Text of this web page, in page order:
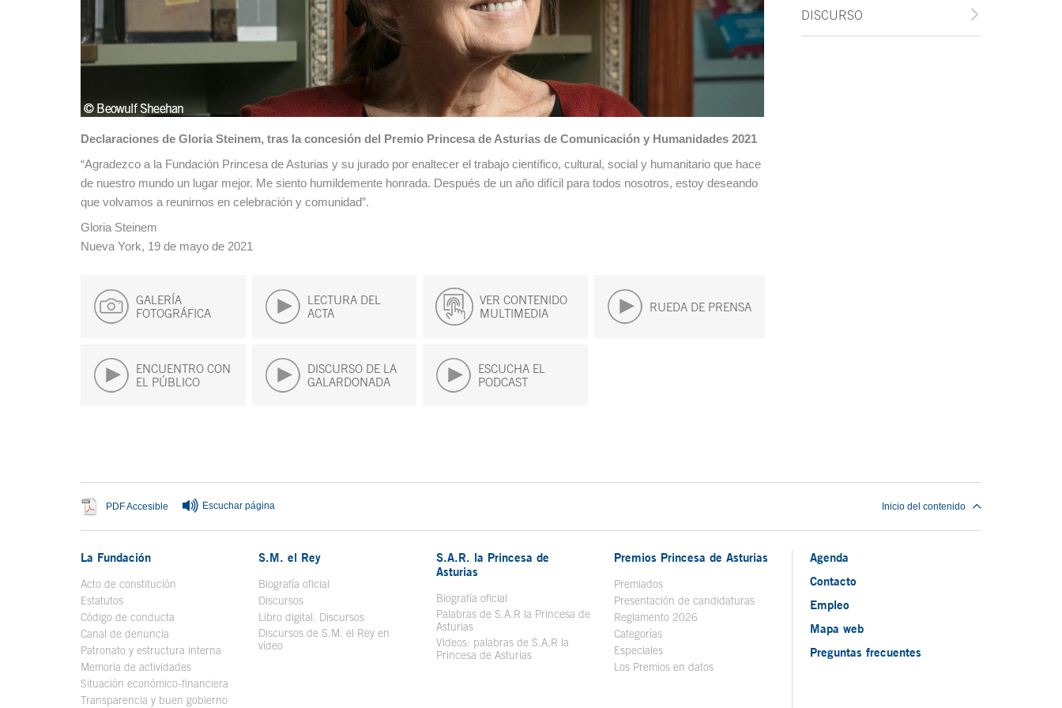
Declaraciones de Gloria Steinem, tras la concesión del Premio Princesa de Asturias de Comunicación y Humanidades 2021
“Agradezco a la Fundación Princesa de Asturias y su jurado por enaltecer el trabajo científico, cultural, social y humanitario que hace
de nuestro mundo un lugar mejor. Me siento humildemente honrada. Después de un año difícil para todos nosotros, estoy deseando
que volvamos a reunirnos en celebración y comunidad”.
Gloria Steinem
Nueva York, 19 de mayo de 2021
GALERÍA
FOTOGRÁFICA
LECTURA DEL
ACTA
VER CONTENIDO
MULTIMEDIA
RUEDA DE PRENSA
ENCUENTRO CON
EL PÚBLICO
DISCURSO DE LA
GALARDONADA
ESCUCHA EL
PODCAST
DISCURSO
PDF Accesible Se abre en ventana nueva
Escuchar página Inicio del contenido
La Fundación
Acto de constitución
Estatutos
Código de conducta
Canal de denuncia
Patronato y estructura interna
Memoria de actividades
Situación económico-financiera
Transparencia y buen gobierno
S.M. el Rey
Biografía oficial
Discursos
Libro digital. DiscursosSe abre en ventana nueva
Discursos de S.M. el Rey en
vídeoSe abre en ventana nueva
S.A.R. la Princesa de
Asturias
Biografía oficial Se abre en ventana nueva
Palabras de S.A.R la Princesa de
Asturias
Videos: palabras de S.A.R la
Princesa de Asturias
Premios Princesa de Asturias
Premiados
Presentación de candidaturas
Reglamento 2026
Categorías
Especiales
Los Premios en datos
Agenda
Contacto
Empleo
Mapa web
Preguntas frecuentes